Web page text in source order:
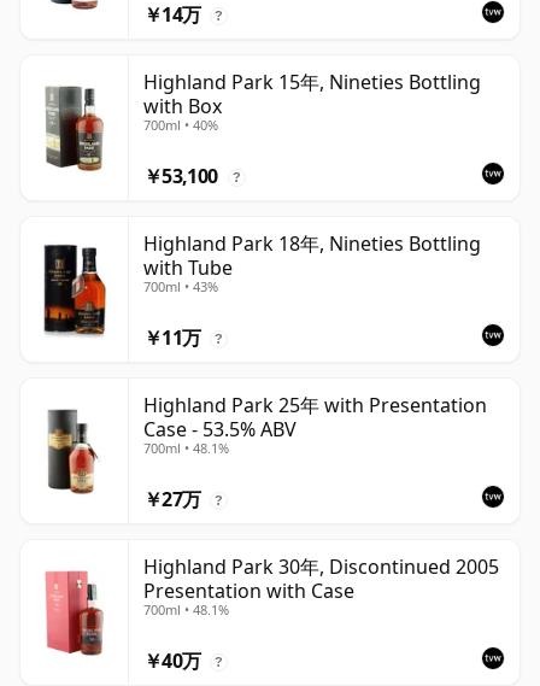
￥14万 ?
Highland Park 15年, Nineties Bottling
with Box
700ml • 40%
￥53,100 ?
Highland Park 18年, Nineties Bottling
with Tube
700ml • 43%
￥11万 ?
Highland Park 25年 with Presentation
Case - 53.5% ABV
700ml • 48.1%
￥27万 ?
Highland Park 30年, Discontinued 2005
Presentation with Case
700ml • 48.1%
￥40万 ?